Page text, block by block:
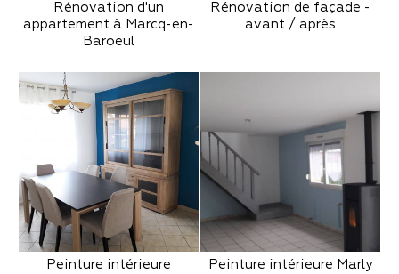
Rénovation d'un
appartement à Marcq-en-
Baroeul
Rénovation de façade -
avant / après
Peinture intérieure
Peinture intérieure Marly